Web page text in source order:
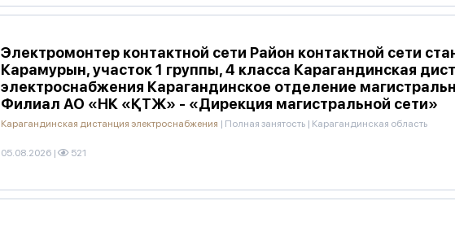
Электромонтер контактной сети Район контактной сети
Карамурын, участок 1 группы, 4 класса Карагандинская
электроснабжения Карагандинское отделение
Филиал АО «НК «ҚТЖ» - «Дирекция магистральной сети»
Карагандинская дистанция электроснабжения | Полная занятость | Карагандинская область
05.08.2026 | 521